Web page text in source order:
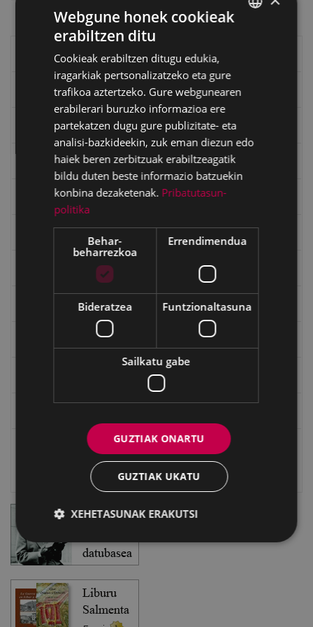
Eibarko liburuak
eta kitto
"Eibar" rebista sarean
Goi Argi aldizkaria
Kultura egitaraua
"Gure Herria" aldizkaria
Txostenak eta dokumentuak
Eibarko Idazlanen Datu-basea
Webgune honek cookieak
erabiltzen ditu
Cookieak erabiltzen ditugu edukia,
iragarkiak pertsonalizatzeko eta gure
trafikoa aztertzeko. Gure webgunearen
erabilerari buruzko informazioa ere
partekatzen dugu gure publizitate- eta
analisi-bazkideekin, zuk eman diezun edo
haiek beren zerbitzuak erabiltzeagatik
bildu duten beste informazio batzuekin
konbina dezaketenak. Pribatutasun-
politika
Behar-
beharrezkoa
Errendimendua
Bideratzea Funtzionaltasuna
Sailkatu gabe
GUZTIAK ONARTU
GUZTIAK UKATU
XEHETASUNAK ERAKUTSI